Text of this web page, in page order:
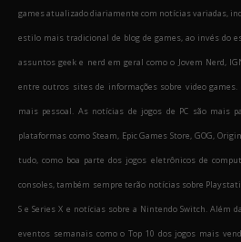
games atualizado diariamente com notícias variadas,
estilo mais tradicional de blog de games, ao invés do
assuntos geek e nerd em geral como o Jovem Nerd,
entre outros sites de informações sobre video
mais pessoal. As notícias de jogos de PC são mais
plataformas como Steam, Epic Games Store, GOG,
tudo, como boa parte dos jogos eletrônicos de
consoles, também sempre terão notícias sobre
S e Series X e notícias sobre a Nintendo Switch. Além
eventos semanais como o Top 10 dos jogos mais